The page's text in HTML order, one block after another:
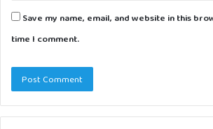
Save my name, email, and website in this
time I comment.